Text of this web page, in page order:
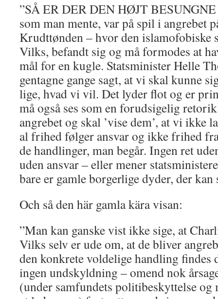
”SÅ ER DER DEN HØJT
som man mente, var på spil i angrebet
Krudttønden – hvor den islamofobiske
Vilks, befandt sig og må formodes at
mål for en kugle. Statsminister Helle
gentagne gange sagt, at vi skal kunne
lige, hvad vi vil. Det lyder flot og er
må også ses som en forudsigelig
angrebet og skal ’vise dem’, at vi ikke
al frihed følger ansvar og ikke frihed
de handlinger, man begår. Ingen ret
uden ansvar – eller mener
bare er gamle borgerlige dyder, der kan
Och så den här gamla kära visan:
”Man kan ganske vist ikke sige, at
Vilks selv er ude om, at de bliver
den konkrete voldelige handling
ingen undskyldning – omend nok
(under samfundets politibeskyttelse